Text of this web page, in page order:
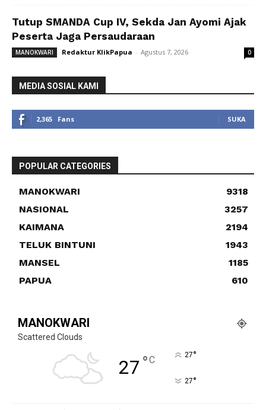
Tutup SMANDA Cup IV, Sekda Jan Ayomi Ajak
Peserta Jaga Persaudaraan
MANOKWARI Redaktur KlikPapua - Agustus 7, 2026 0
MEDIA SOSIAL KAMI
2,365 Fans SUKA
POPULAR CATEGORIES
MANOKWARI
9318
NASIONAL
3257
KAIMANA
2194
TELUK BINTUNI
1943
MANSEL
1185
PAPUA
610
MANOKWARI
Scattered Clouds
27 °C 27°
27°